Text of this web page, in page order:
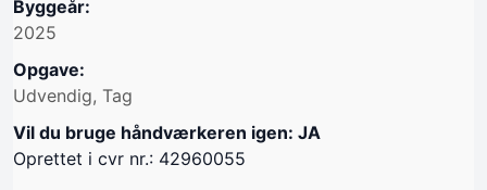
Byggeår:
2025
Opgave:
Udvendig, Tag
Vil du bruge håndværkeren igen: JA
Oprettet i cvr nr.: 42960055